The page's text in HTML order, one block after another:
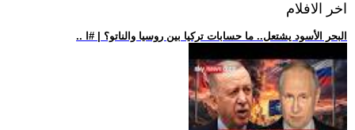
اخر الافلام
.. البحر الأسود يشتعل.. ما حسابات تركيا بين روسيا والناتو؟ | #ا